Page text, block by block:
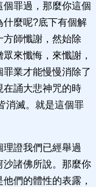
罪過，那麼你這個
什麼呢?底下有個解
師懺謝，然始除
來懺悔，來懺謝，
業才能慢慢消除了
在誦大悲神咒的時
消滅。就是這個罪
證我們已經舉過
沙諸佛所說。那麼你
們的體性的表露，